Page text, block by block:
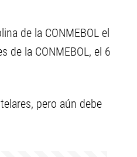
de la CONMEBOL el
de la CONMEBOL, el 6
pero aún debe